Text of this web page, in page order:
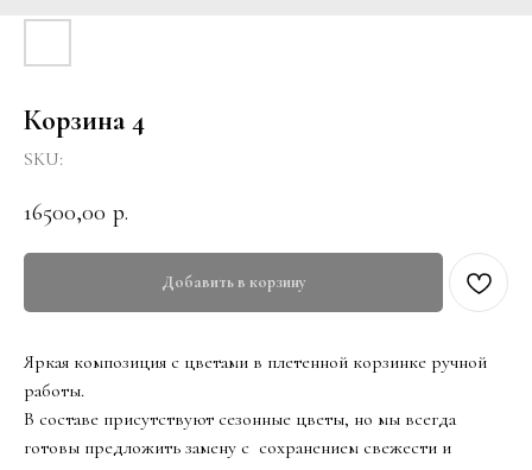
Корзина 4
SKU:
16500,00 р.
Добавить в корзину
Яркая композиция с цветами в плетенной корзинке ручной
работы.
В составе присутствуют сезонные цветы, но мы всегда
готовы предложить замену с сохранением свежести и